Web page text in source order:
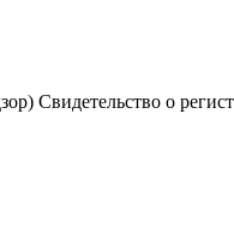
Свидетельство о